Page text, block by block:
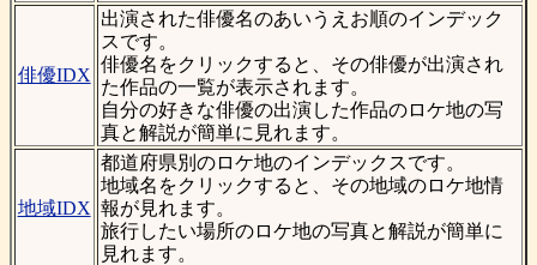
俳優IDX
出演された俳優名のあいうえお順のインデック
スです。
俳優名をクリックすると、その俳優が出演され
た作品の一覧が表示されます。
自分の好きな俳優の出演した作品のロケ地の写
真と解説が簡単に見れます。
地域IDX
都道府県別のロケ地のインデックスです。
地域名をクリックすると、その地域のロケ地情
報が見れます。
旅行したい場所のロケ地の写真と解説が簡単に
見れます。